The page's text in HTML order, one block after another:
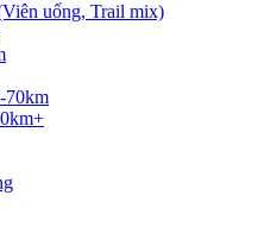
uống, Trail mix)
70km